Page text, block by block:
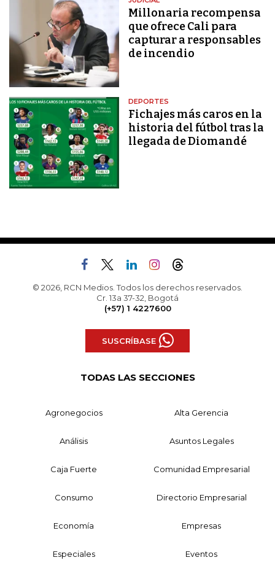
Millonaria recompensa
que ofrece Cali para
capturar a responsables
de incendio
DEPORTES
Fichajes más caros en la
historia del fútbol tras la
llegada de Diomandé
© 2026, RCN Medios. Todos los derechos reservados.
Cr. 13a 37-32, Bogotá
(+57) 1 4227600
SUSCRÍBASE
TODAS LAS SECCIONES
Agronegocios Alta Gerencia
Análisis Asuntos Legales
Caja Fuerte Comunidad Empresarial
Consumo Directorio Empresarial
Economía Empresas
Especiales Eventos